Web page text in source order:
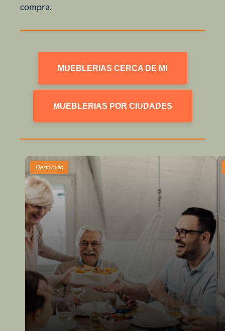
compra.
MUEBLERIAS CERCA DE MI
MUEBLERIAS POR CIUDADES
Destacado